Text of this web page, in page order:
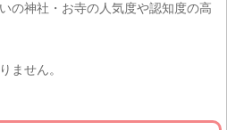
の神社・お寺の人気度や認知度の高
ません。